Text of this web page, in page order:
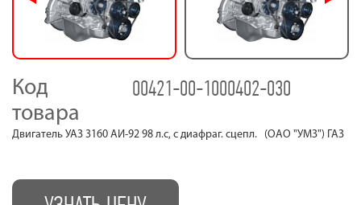
Код
товара
00421-00-1000402-030
Двигатель УАЗ 3160 АИ-92 98 л.с, с диафраг. сцепл. (ОАО "УМЗ") ГАЗ